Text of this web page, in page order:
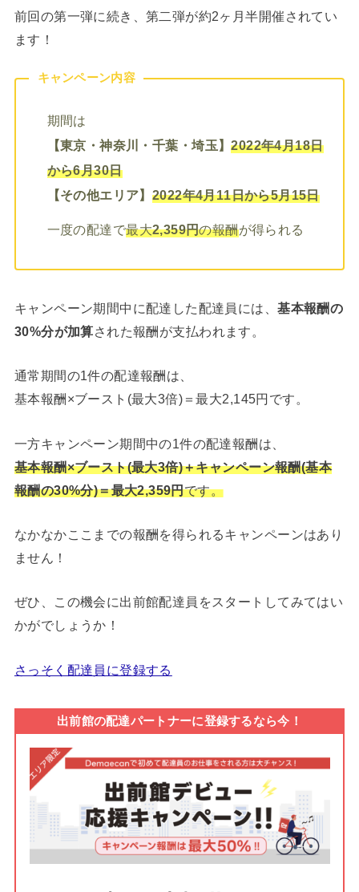
前回の第一弾に続き、第二弾が約2ヶ月半開催されてい
ます！
キャンペーン内容
期間は
【東京・神奈川・千葉・埼玉】2022年4月18日
から6月30日
【その他エリア】 2022年4月11日から5月15日
一度の配達で最大2,359円の報酬が得られる
キャンペーン期間中に配達した配達員には、基本報酬の
30%分が加算された報酬が支払われます。
通常期間の1件の配達報酬は、
基本報酬×ブースト(最大3倍)＝最大2,145円です。
一方キャンペーン期間中の1件の配達報酬は、
基本報酬×ブースト(最大3倍)＋キャンペーン報酬(基本
報酬の30%分)＝最大2,359円です。
なかなかここまでの報酬を得られるキャンペーンはあり
ません！
ぜひ、この機会に出前館配達員をスタートしてみてはい
かがでしょうか！
さっそく配達員に登録する
出前館の配達パートナーに登録するなら今！